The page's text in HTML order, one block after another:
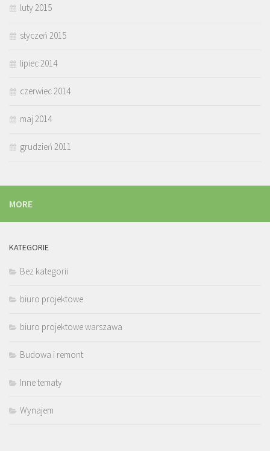
luty 2015
styczeń 2015
lipiec 2014
czerwiec 2014
maj 2014
grudzień 2011
MORE
KATEGORIE
Bez kategorii
biuro projektowe
biuro projektowe warszawa
Budowa i remont
Inne tematy
Wynajem